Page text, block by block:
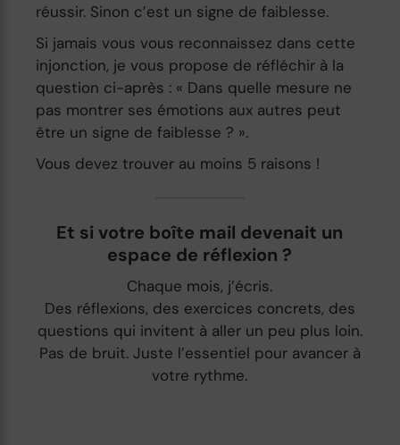
réussir. Sinon c’est un signe de faiblesse.
Si jamais vous vous reconnaissez dans cette
injonction, je vous propose de réfléchir à la
question ci-après : « Dans quelle mesure ne
pas montrer ses émotions aux autres peut
être un signe de faiblesse ? ».
Vous devez trouver au moins 5 raisons !
Et si votre boîte mail devenait un
espace de réflexion ?
Chaque mois, j’écris.
Des réflexions, des exercices concrets, des
questions qui invitent à aller un peu plus loin.
Pas de bruit. Juste l’essentiel pour avancer à
votre rythme.